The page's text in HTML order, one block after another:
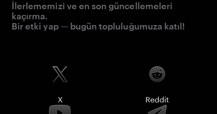
İlerlememizi ve en son güncellemeleri
kaçırma.
Bir etki yap — bugün topluluğumuza katıl!
X Reddit